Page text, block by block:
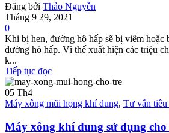
Đăng bởi Thảo Nguyễn
Tháng 9 29, 2021
0
Khi bị hen, đường hô hấp sẽ bị viêm hoặc
đường hô hấp. Vì thế xuất hiện các triệu
k...
Tiếp tục đọc
05 Th4
Máy xông mũi họng khí dung, Tư vấn tiêu
Máy xông khí dung sử dụng cho